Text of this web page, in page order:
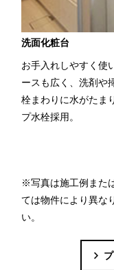
洗面化粧台
お手入れしやすく使
ースも広く、洗剤や
栓まわりに水がたま
プ水栓採用。
※写真は施工例また
ては物件により異な
い。